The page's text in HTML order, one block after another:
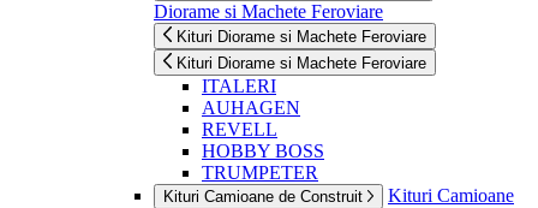
Diorame si Machete Feroviare
Kituri Diorame si Machete Feroviare
Kituri Diorame si Machete Feroviare
ITALERI
AUHAGEN
REVELL
HOBBY BOSS
TRUMPETER
Kituri Camioane de Construit
Kituri Camioane